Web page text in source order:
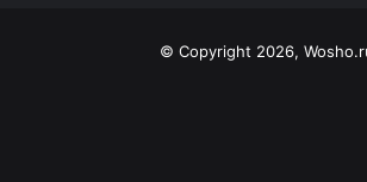
© Copyright 2026,